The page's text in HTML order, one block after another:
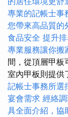
專業的記帳士事
您帶來高品質的
食品安全 提升
專業服務讓你搬
間，從頂層甲板
室內甲板則提供
記帳士事務所選
宴會需求 經絡
具全面介紹，協